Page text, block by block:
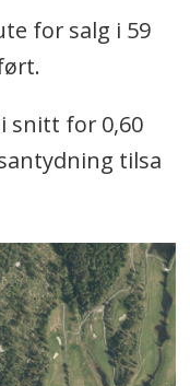
samt
boliger.
generert,
vil de
en
og
Har du
robot-
for salg i 59
snitt for 0,60
tilsa